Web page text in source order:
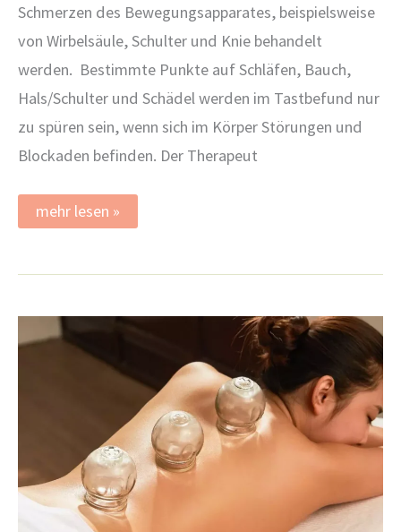
Schmerzen des Bewegungsapparates, beispielsweise
von Wirbelsäule, Schulter und Knie behandelt
werden. Bestimmte Punkte auf Schläfen, Bauch,
Hals/Schulter und Schädel werden im Tastbefund nur
zu spüren sein, wenn sich im Körper Störungen und
Blockaden befinden. Der Therapeut
Schädelakupunktur
nach
mehr lesen »